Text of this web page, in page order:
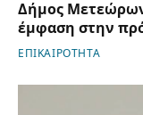
Δήμος
έμφαση στην
ΕΠΙΚΑΙΡΟΤΗΤΑ